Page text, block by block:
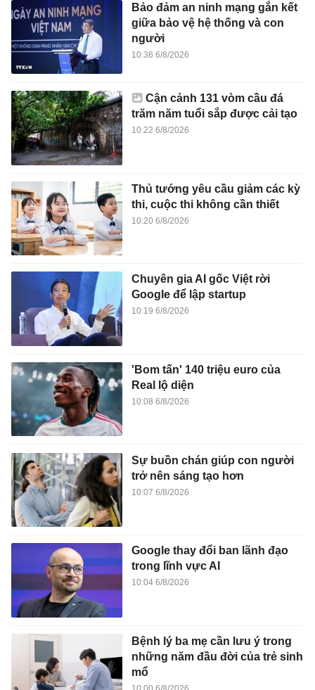
Bảo đảm an ninh mạng gắn kết
giữa bảo vệ hệ thống và con
người
10:36 6/8/2026
Cận cảnh 131 vòm cầu đá
trăm năm tuổi sắp được cải tạo
10:22 6/8/2026
Thủ tướng yêu cầu giảm các kỳ
thi, cuộc thi không cần thiết
10:20 6/8/2026
Chuyên gia AI gốc Việt rời
Google để lập startup
10:19 6/8/2026
'Bom tấn' 140 triệu euro của
Real lộ diện
10:08 6/8/2026
Sự buồn chán giúp con người
trở nên sáng tạo hơn
10:07 6/8/2026
Google thay đổi ban lãnh đạo
trong lĩnh vực AI
10:04 6/8/2026
Bệnh lý ba mẹ cần lưu ý trong
những năm đầu đời của trẻ sinh
mổ